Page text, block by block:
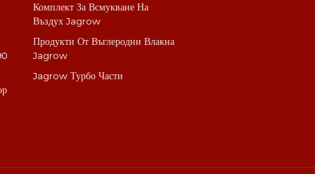
Комплект За Всмукване На
Въздух Jagrow
Продукти От Въглеродни Влакна
Jagrow
Jagrow Турбо Части